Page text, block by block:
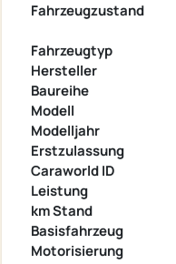
Fahrzeugzustand
Fahrzeugtyp
Hersteller
Baureihe
Modell
Modelljahr
Erstzulassung
Caraworld ID
Leistung
km Stand
Basisfahrzeug
Motorisierung